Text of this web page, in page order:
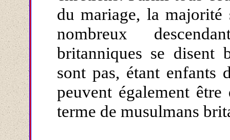
du mariage, la majorité
nombreux
britanniques se disent
sont pas, étant enfants
peuvent également
terme de musulmans